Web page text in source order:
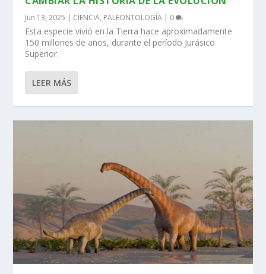
Jun 13, 2025 | CIENCIA, PALEONTOLOGÍA | 0
Esta especie vivió en la Tierra hace aproximadamente
150 millones de años, durante el período Jurásico
Superior.
LEER MÁS